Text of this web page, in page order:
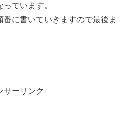
ています。
に書いていきますので最後ま
サーリンク